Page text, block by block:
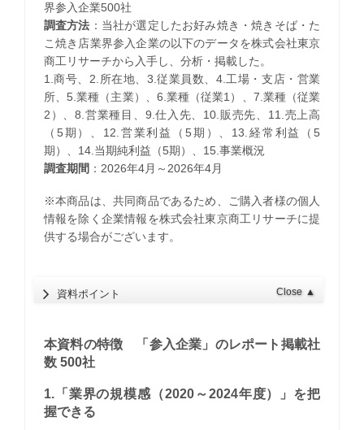
界参入企業500社
調査方法 ：当社が選定したお好み焼き・焼きそば・た
こ焼き店業界参入企業の以下のデータを株式会社東京
商工リサーチから入手し、分析・掲載した。
1.商号、2.所在地、3.従業員数、4.工場・支店・営業
所、5.業種（主業）、6.業種（従業1）、7.業種（従業
2）、8.営業種目、9.仕入先、10.販売先、11.売上高
（5期）、12.営業利益（5期）、13.経常利益（5
期）、14.当期純利益（5期）、15.事業概況
調査期間 ：2026年4月～2026年4月
※本商品は、共同商品であるため、ご購入者様の個人
情報を除く企業情報を株式会社東京商工リサーチに提
供する場合がございます。
資料ポイント Close ▲
本資料の特徴 「参入企業」のレポート掲載社
数 500社
1.「業界の規模感（2020～2024年度）」を把
握できる